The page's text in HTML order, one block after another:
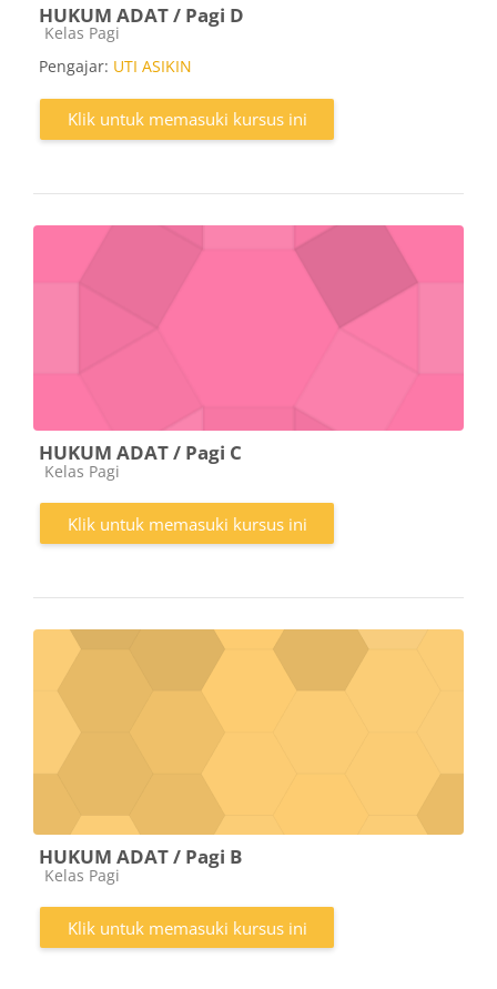
HUKUM ADAT / Pagi D
Kategori kursus
Kelas Pagi
Pengajar: UTI ASIKIN
Klik untuk memasuki kursus ini
HUKUM ADAT / Pagi C
Kategori kursus
Kelas Pagi
Klik untuk memasuki kursus ini
HUKUM ADAT / Pagi B
Kategori kursus
Kelas Pagi
Klik untuk memasuki kursus ini